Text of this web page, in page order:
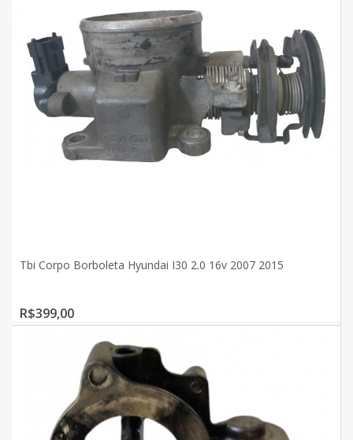
Tbi Corpo Borboleta Hyundai I30 2.0 16v 2007 2015
R$399,00